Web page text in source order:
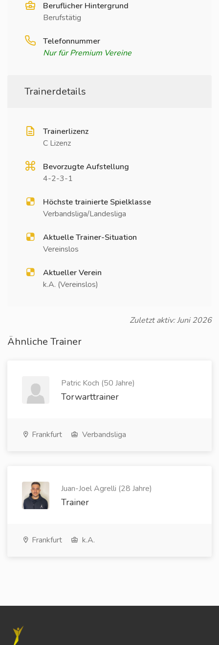
Beruflicher Hintergrund
Berufstätig
Telefonnummer
Nur für Premium Vereine
Trainerdetails
Trainerlizenz
C Lizenz
Bevorzugte Aufstellung
4-2-3-1
Höchste trainierte Spielklasse
Verbandsliga/Landesliga
Aktuelle Trainer-Situation
Vereinslos
Aktueller Verein
k.A. (Vereinslos)
Zuletzt aktiv: Juni 2026
Ähnliche Trainer
Patric Koch (50 Jahre)
Torwarttrainer
Frankfurt Verbandsliga
Juan-Joel Agrelli (28 Jahre)
Trainer
Frankfurt k.A.